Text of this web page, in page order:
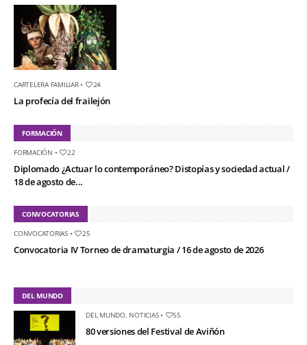
CARTELERA FAMILIAR• 24
La profecía del frailejón
FORMACIÓN
FORMACIÓN • 22
Diplomado ¿Actuar lo contemporáneo? Distopías y sociedad actual /
18 de agosto de...
CONVOCATORIAS
CONVOCATORIAS• 25
Convocatoria IV Torneo de dramaturgia / 16 de agosto de 2026
DEL MUNDO
DEL MUNDO, NOTICIAS• 55
80 versiones del Festival de Aviñón